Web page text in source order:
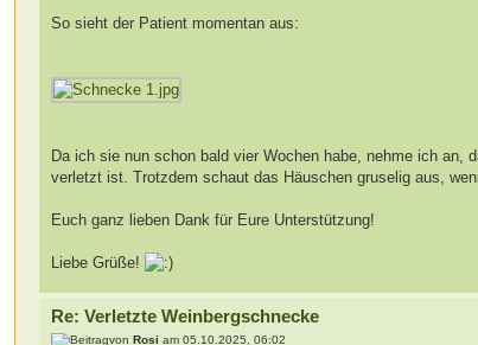
So sieht der Patient momentan aus:
Da ich sie nun schon bald vier Wochen habe, nehme ich an,
verletzt ist. Trotzdem schaut das Häuschen gruselig aus,
Euch ganz lieben Dank für Eure Unterstützung!
Liebe Grüße!
Re: Verletzte Weinbergschnecke
vonRosi am 05.10.2025, 06:02